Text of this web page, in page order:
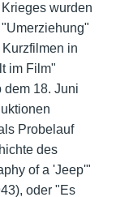
wurden
in
im Film"
dem 18. Juni
Probelauf
des
of a 'Jeep'"
oder "Es